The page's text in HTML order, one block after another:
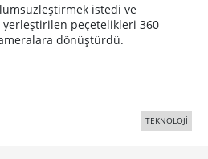
istedi ve
peçetelikleri 360
dönüştürdü.
TEKNOLOJİ